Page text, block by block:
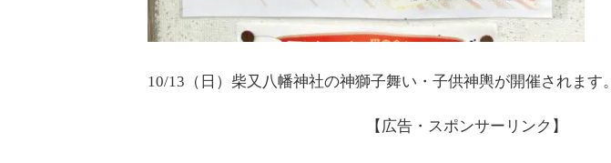
10/13（日）柴又八幡神社の神獅子舞い・子供神輿が開催されます。
【広告・スポンサーリンク】